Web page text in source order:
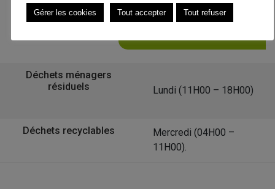
Déchets ménagers
résiduels
Lundi (11H00 – 18H00)
Déchets recyclables
Mercredi (04H00 –
11H00).
Gérer les cookies Tout accepter Tout refuser